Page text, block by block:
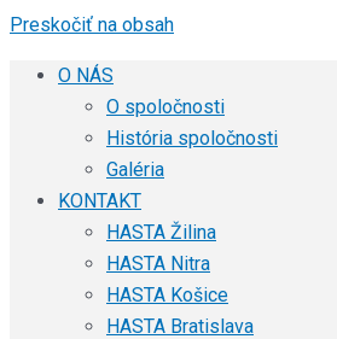
Preskočiť na obsah
O NÁS
O spoločnosti
História spoločnosti
Galéria
KONTAKT
HASTA Žilina
HASTA Nitra
HASTA Košice
HASTA Bratislava